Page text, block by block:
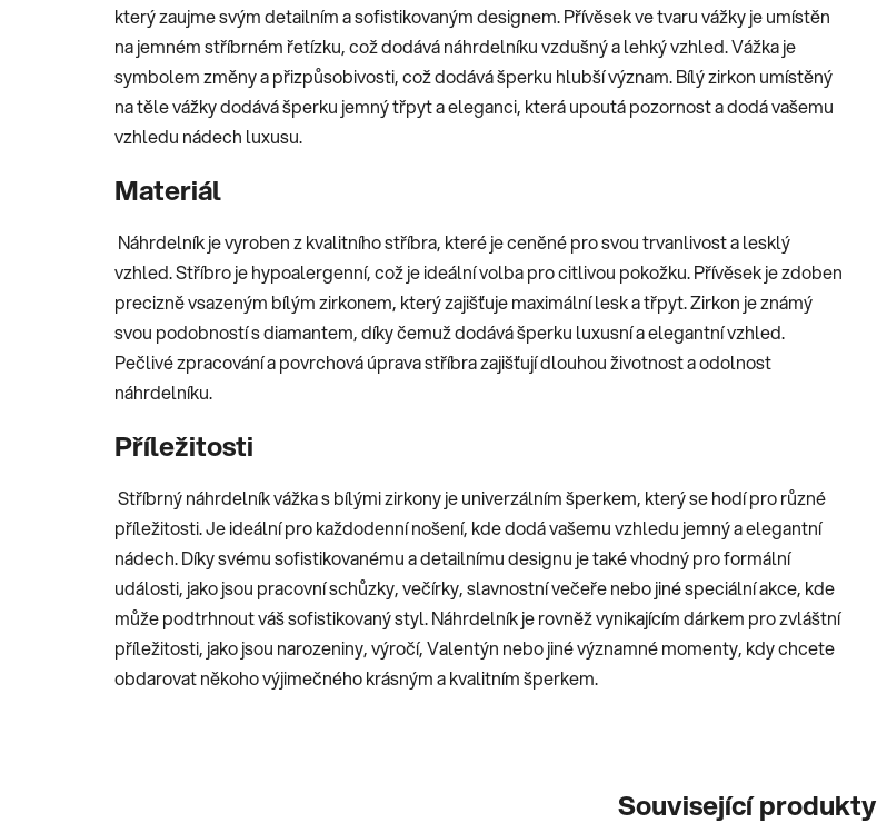
který zaujme svým detailním a sofistikovaným designem. Přívěsek ve tvaru vážky je umístěn
na jemném stříbrném řetízku, což dodává náhrdelníku vzdušný a lehký vzhled. Vážka je
symbolem změny a přizpůsobivosti, což dodává šperku hlubší význam. Bílý zirkon umístěný
na těle vážky dodává šperku jemný třpyt a eleganci, která upoutá pozornost a dodá vašemu
vzhledu nádech luxusu.
Materiál
Náhrdelník je vyroben z kvalitního stříbra, které je ceněné pro svou trvanlivost a lesklý
vzhled. Stříbro je hypoalergenní, což je ideální volba pro citlivou pokožku. Přívěsek je zdoben
precizně vsazeným bílým zirkonem, který zajišťuje maximální lesk a třpyt. Zirkon je známý
svou podobností s diamantem, díky čemuž dodává šperku luxusní a elegantní vzhled.
Pečlivé zpracování a povrchová úprava stříbra zajišťují dlouhou životnost a odolnost
náhrdelníku.
Příležitosti
Stříbrný náhrdelník vážka s bílými zirkony je univerzálním šperkem, který se hodí pro různé
příležitosti. Je ideální pro každodenní nošení, kde dodá vašemu vzhledu jemný a elegantní
nádech. Díky svému sofistikovanému a detailnímu designu je také vhodný pro formální
události, jako jsou pracovní schůzky, večírky, slavnostní večeře nebo jiné speciální akce, kde
může podtrhnout váš sofistikovaný styl. Náhrdelník je rovněž vynikajícím dárkem pro zvláštní
příležitosti, jako jsou narozeniny, výročí, Valentýn nebo jiné významné momenty, kdy chcete
obdarovat někoho výjimečného krásným a kvalitním šperkem.
Související produkty